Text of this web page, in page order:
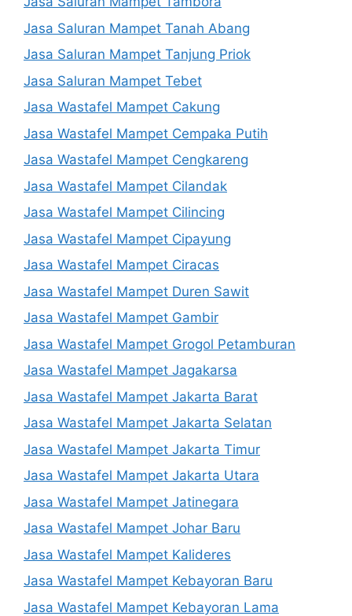
Jasa Saluran Mampet Tanah Abang
Jasa Saluran Mampet Tanjung Priok
Jasa Saluran Mampet Tebet
Jasa Wastafel Mampet Cakung
Jasa Wastafel Mampet Cempaka Putih
Jasa Wastafel Mampet Cengkareng
Jasa Wastafel Mampet Cilandak
Jasa Wastafel Mampet Cilincing
Jasa Wastafel Mampet Cipayung
Jasa Wastafel Mampet Ciracas
Jasa Wastafel Mampet Duren Sawit
Jasa Wastafel Mampet Gambir
Jasa Wastafel Mampet Grogol Petamburan
Jasa Wastafel Mampet Jagakarsa
Jasa Wastafel Mampet Jakarta Barat
Jasa Wastafel Mampet Jakarta Selatan
Jasa Wastafel Mampet Jakarta Timur
Jasa Wastafel Mampet Jakarta Utara
Jasa Wastafel Mampet Jatinegara
Jasa Wastafel Mampet Johar Baru
Jasa Wastafel Mampet Kalideres
Jasa Wastafel Mampet Kebayoran Baru
Jasa Wastafel Mampet Kebayoran Lama